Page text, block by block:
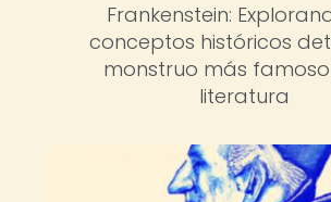
Frankenstein:
conceptos históricos
monstruo más
literatura